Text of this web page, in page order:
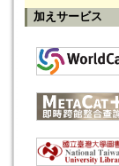
加えサービス